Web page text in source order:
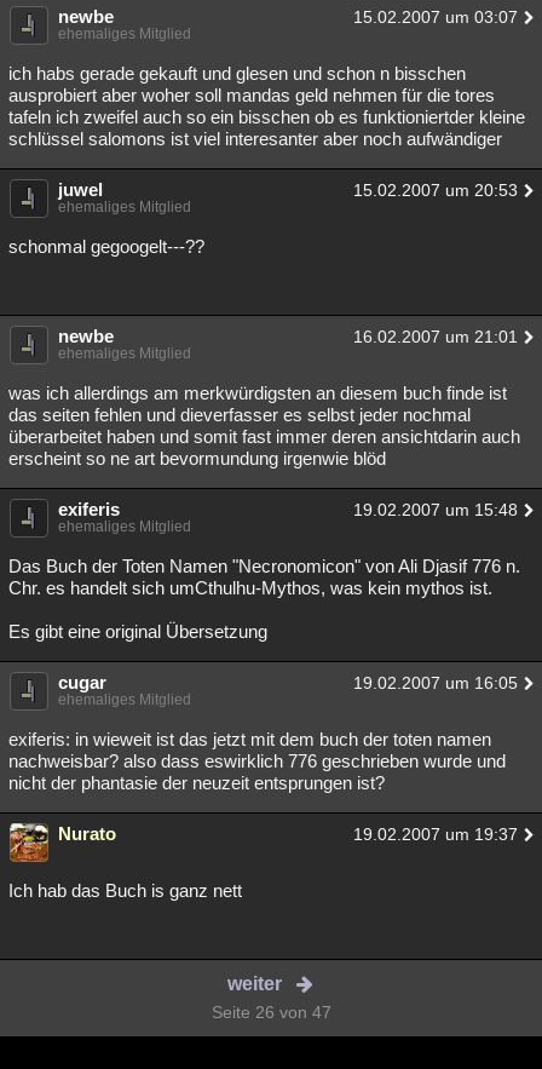
newbe 15.02.2007 um 03:07
ehemaliges Mitglied
ich habs gerade gekauft und glesen und schon n bisschen
ausprobiert aber woher soll mandas geld nehmen für die tores
tafeln ich zweifel auch so ein bisschen ob es funktioniertder kleine
schlüssel salomons ist viel interesanter aber noch aufwändiger
juwel 15.02.2007 um 20:53
ehemaliges Mitglied
schonmal gegoogelt---??
newbe 16.02.2007 um 21:01
ehemaliges Mitglied
was ich allerdings am merkwürdigsten an diesem buch finde ist
das seiten fehlen und dieverfasser es selbst jeder nochmal
überarbeitet haben und somit fast immer deren ansichtdarin auch
erscheint so ne art bevormundung irgenwie blöd
exiferis 19.02.2007 um 15:48
ehemaliges Mitglied
Das Buch der Toten Namen "Necronomicon" von Ali Djasif 776 n.
Chr. es handelt sich umCthulhu-Mythos, was kein mythos ist.
Es gibt eine original Übersetzung
cugar 19.02.2007 um 16:05
ehemaliges Mitglied
exiferis: in wieweit ist das jetzt mit dem buch der toten namen
nachweisbar? also dass eswirklich 776 geschrieben wurde und
nicht der phantasie der neuzeit entsprungen ist?
Nurato 19.02.2007 um 19:37
Ich hab das Buch is ganz nett
weiter
Seite 26 von 47